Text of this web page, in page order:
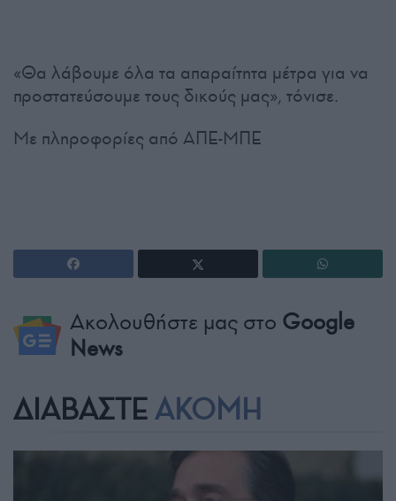
«Θα λάβουμε όλα τα απαραίτητα μέτρα για να
προστατεύσουμε τους δικούς μας», τόνισε.
Με πληροφορίες από ΑΠΕ-ΜΠΕ
Ακολουθήστε μας στο Google
News
ΔΙΑΒΑΣΤΕ ΑΚΟΜΗ